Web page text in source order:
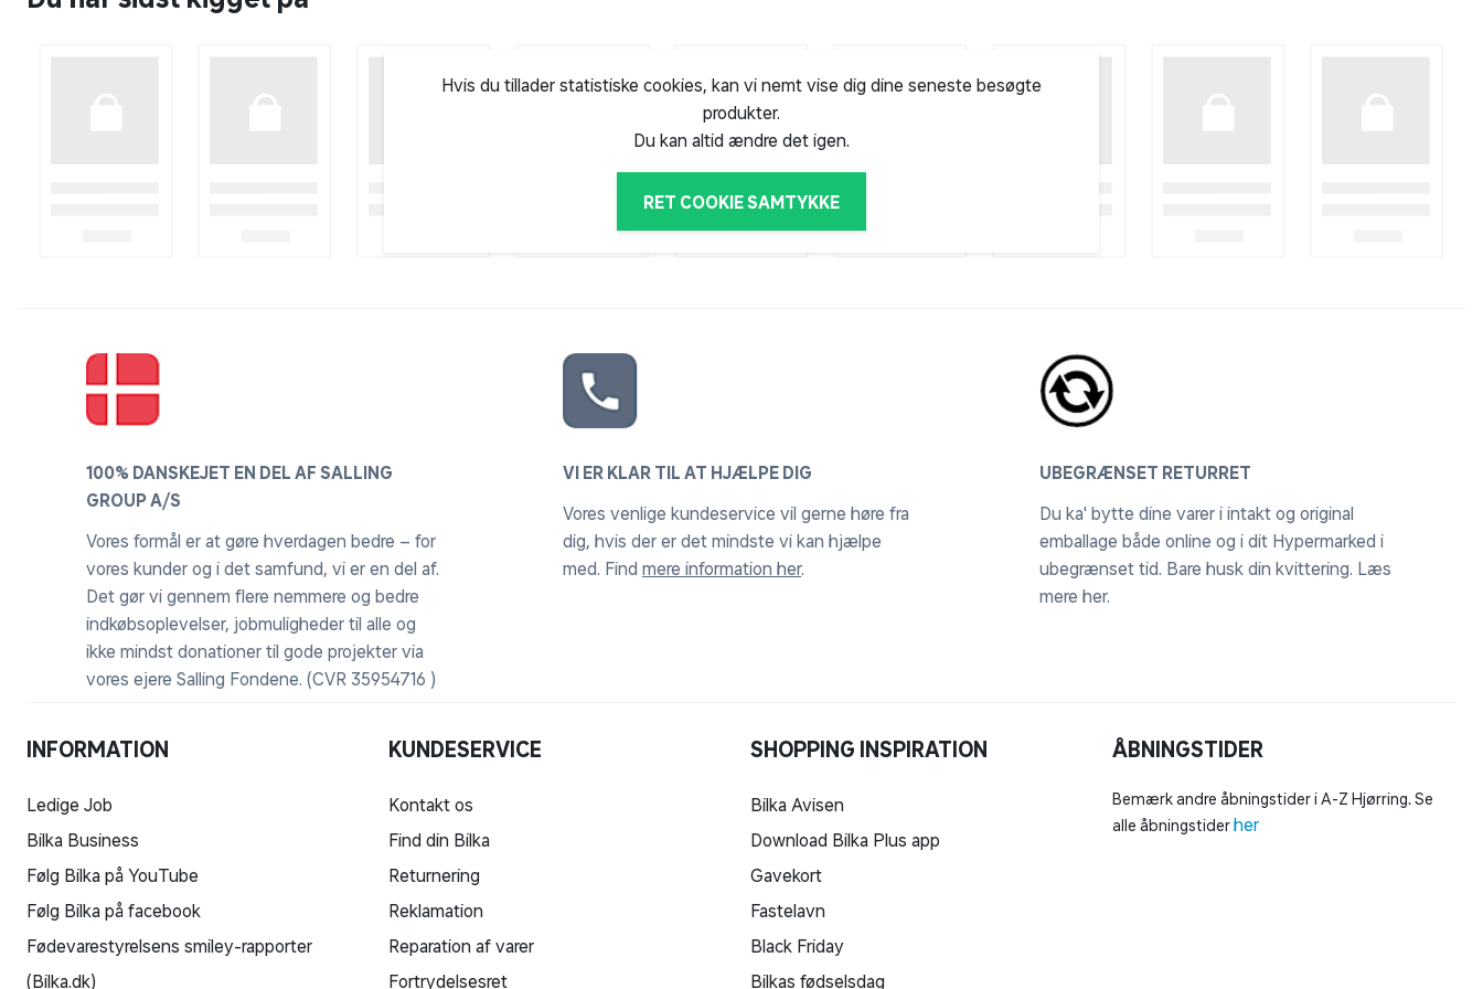
Hvis du tillader statistiske cookies, kan vi nemt vise dig dine seneste besøgte
produkter.
Du kan altid ændre det igen.
RET COOKIE SAMTYKKE
100% DANSKEJET EN DEL AF SALLING
GROUP A/S
Vores formål er at gøre hverdagen bedre – for
vores kunder og i det samfund, vi er en del af.
Det gør vi gennem flere nemmere og bedre
indkøbsoplevelser, jobmuligheder til alle og
ikke mindst donationer til gode projekter via
vores ejere Salling Fondene. (CVR 35954716 )
VI ER KLAR TIL AT HJÆLPE DIG
Vores venlige kundeservice vil gerne høre fra
dig, hvis der er det mindste vi kan hjælpe
med. Find mere information her.
UBEGRÆNSET RETURRET
Du ka' bytte dine varer i intakt og original
emballage både online og i dit Hypermarked i
ubegrænset tid. Bare husk din kvittering. Læs
mere her.
INFORMATION
Ledige Job
Bilka Business
Følg Bilka på YouTube
Følg Bilka på facebook
Fødevarestyrelsens smiley-rapporter
(Bilka.dk)
KUNDESERVICE
Kontakt os
Find din Bilka
Returnering
Reklamation
Reparation af varer
Fortrydelsesret
SHOPPING INSPIRATION
Bilka Avisen
Download Bilka Plus app
Gavekort
Fastelavn
Black Friday
Bilkas fødselsdag
ÅBNINGSTIDER
Bemærk andre åbningstider i A-Z Hjørring. Se
alle åbningstiderher